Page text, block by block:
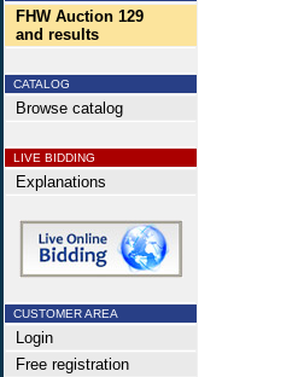
FHW Auction 129
and results
CATALOG
Browse catalog
LIVE BIDDING
Explanations
CUSTOMER AREA
Login
Free registration